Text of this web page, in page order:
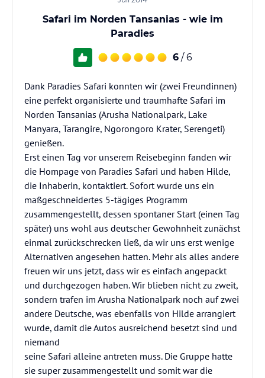
Safari im Norden Tansanias - wie im
Paradies
6 / 6
Dank Paradies Safari konnten wir (zwei Freundinnen)
eine perfekt organisierte und traumhafte Safari im
Norden Tansanias (Arusha Nationalpark, Lake
Manyara, Tarangire, Ngorongoro Krater, Serengeti)
genießen.
Erst einen Tag vor unserem Reisebeginn fanden wir
die Hompage von Paradies Safari und haben Hilde,
die Inhaberin, kontaktiert. Sofort wurde uns ein
maßgeschneidertes 5-tägiges Programm
zusammengestellt, dessen spontaner Start (einen Tag
später) uns wohl aus deutscher Gewohnheit zunächst
einmal zurückschrecken ließ, da wir uns erst wenige
Alternativen angesehen hatten. Mehr als alles andere
freuen wir uns jetzt, dass wir es einfach angepackt
und durchgezogen haben. Wir blieben nicht zu zweit,
sondern trafen im Arusha Nationalpark noch auf zwei
andere Deutsche, was ebenfalls von Hilde arrangiert
wurde, damit die Autos ausreichend besetzt sind und
niemand
seine Safari alleine antreten muss. Die Gruppe hatte
sie super zusammengestellt und somit war die